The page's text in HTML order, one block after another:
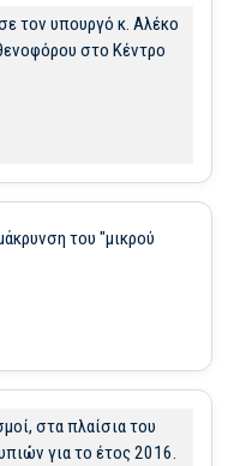
τον υπουργό κ. Αλέκο
στο Κέντρο
του "μικρού
στα πλαίσια του
για το έτος 2016.